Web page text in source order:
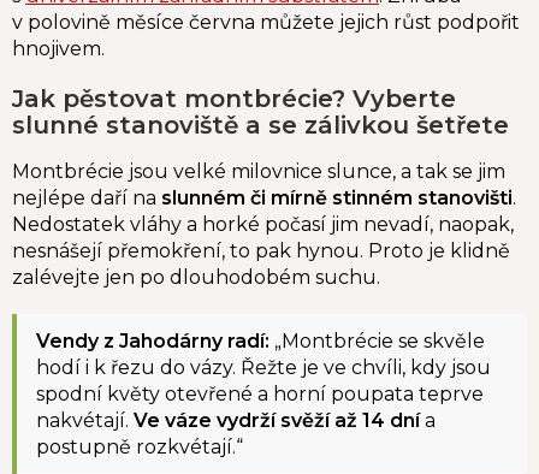
v polovině měsíce června můžete jejich růst podpořit
hnojivem.
Jak pěstovat montbrécie? Vyberte
slunné stanoviště a se zálivkou šetřete
Montbrécie jsou velké milovnice slunce, a tak se jim
nejlépe daří na slunném či mírně stinném stanovišti.
Nedostatek vláhy a horké počasí jim nevadí, naopak,
nesnášejí přemokření, to pak hynou. Proto je klidně
zalévejte jen po dlouhodobém suchu.
Vendy z Jahodárny radí: „Montbrécie se skvěle
hodí i k řezu do vázy. Řežte je ve chvíli, kdy jsou
spodní květy otevřené a horní poupata teprve
nakvétají. Ve váze vydrží svěží až 14 dnía
postupně rozkvétají.“